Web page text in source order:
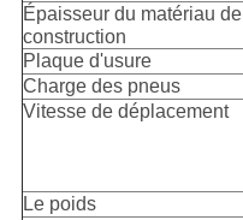
Épaisseur du matériau de
construction
Plaque d'usure
Charge des pneus
Vitesse de déplacement
Le poids